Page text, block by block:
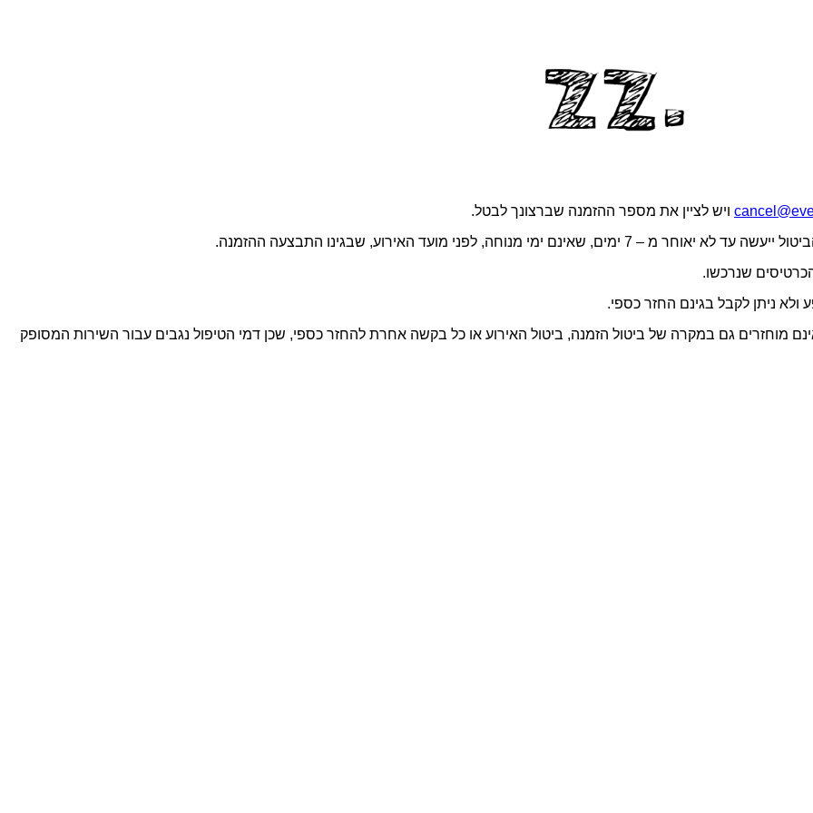
ויש לציין את מספר ההזמנה שברצונך לבטל.
לתנאי השימוש באתר, דמי הטיפול בגובה 5 ש״ח אינם מוחזרים גם במקרה של ביטול הזמנה, ביטול האירוע או כל בקשה אחרת להחזר כספי, שכן דמי הטיפול נגבים עבור השירות המסופק